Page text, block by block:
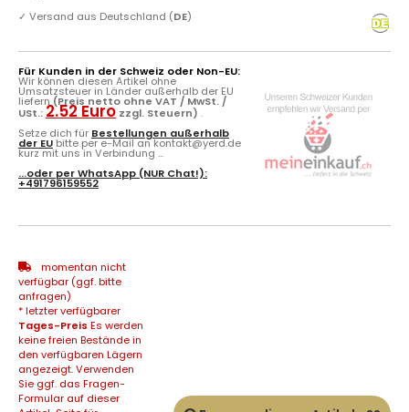
✓ Versand aus Deutschland (DE)
Für Kunden in der Schweiz oder Non-EU:
Wir können diesen Artikel ohne
Umsatzsteuer in Länder außerhalb der EU
liefern (Preis netto ohne VAT / MwSt. /
USt.: 2.52 Euro zzgl. Steuern) .
Setze dich für Bestellungen außerhalb
der EU bitte per e-Mail an kontakt@yerd.de
kurz mit uns in Verbindung ...
...oder perWhatsApp (NUR Chat!):
+491796159552
momentan nicht
verfügbar (ggf. bitte
anfragen)
* letzter verfügbarer
Tages-Preis Es werden
keine freien Bestände in
den verfügbaren Lägern
angezeigt. Verwenden
Sie ggf. das Fragen-
Formular auf dieser